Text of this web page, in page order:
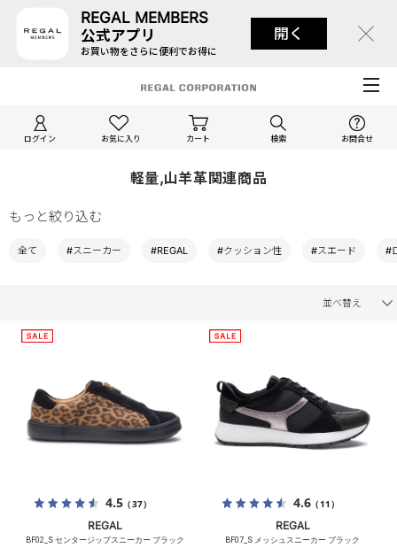
REGAL MEMBERS
公式アプリ
お買い物をさらに便利でお得に
開く
ログイン お気に入り カート 検索 お問合せ
軽量,山羊革関連商品
もっと絞り込む
全て #スニーカー #REGAL #クッション性 #スエード #
並べ替え
4.5（37）
REGAL
BF02_S センタージップスニーカー ブラック
4.6（11）
REGAL
BF07_S メッシュスニーカー ブラック